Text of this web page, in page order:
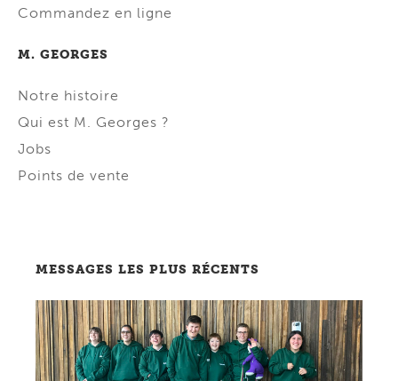
Commandez en ligne
M. GEORGES
Notre histoire
Qui est M. Georges ?
Jobs
Points de vente
MESSAGES LES PLUS RÉCENTS
Lire message